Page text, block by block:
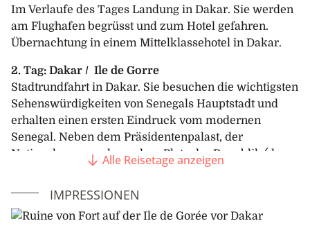
Im Verlaufe des Tages Landung in Dakar. Sie werden
am Flughafen begrüsst und zum Hotel gefahren.
Übernachtung in einem Mittelklassehotel in Dakar.
2. Tag: Dakar / Ile de Gorre
Stadtrundfahrt in Dakar. Sie besuchen die wichtigsten
Sehenswürdigkeiten von Senegals Hauptstadt und
erhalten einen ersten Eindruck vom modernen
Senegal. Neben dem Präsidentenpalast, der
Nationalversammlung, dem Platz der Republik (das
Herz von Dakar) gehört auch ein Besuch des
Dialogs zwischen Kulturen dazu. Aber auch die
Kathedrale du Souvenir Africain, die Moschee der
Alle Reisetage anzeigen
IMPRESSIONEN